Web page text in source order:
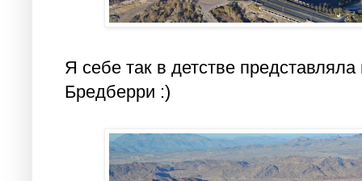
Я себе так в детстве
Бредберри :)